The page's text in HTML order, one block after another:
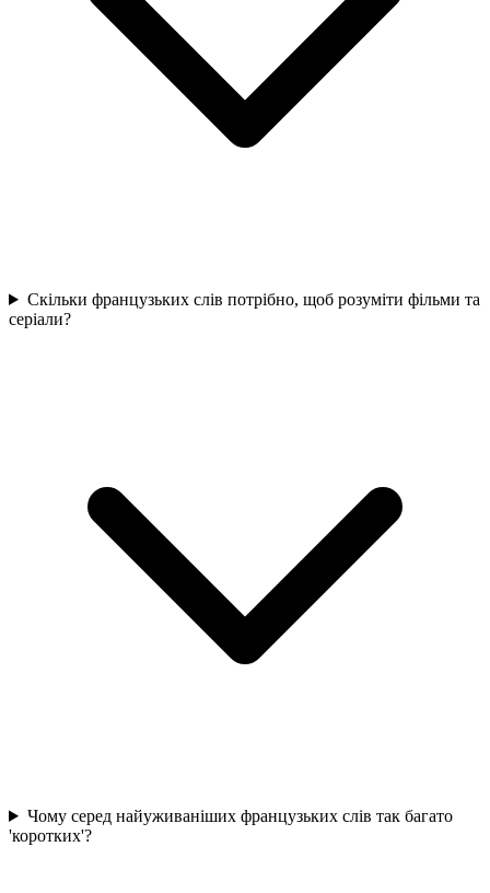
Скільки французьких слів потрібно, щоб розуміти фільми та
серіали?
Чому серед найуживаніших французьких слів так багато
'коротких'?